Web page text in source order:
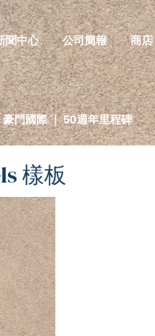
聞中心 公司簡報 商店
豪門國際 ｜ 50週年里程碑
樣板